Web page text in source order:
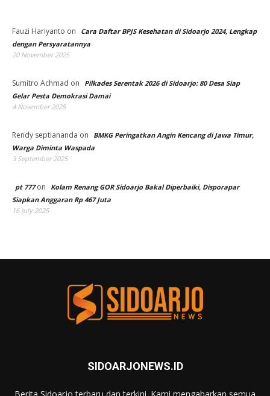
Fauzi Hariyanto on
Cara Daftar BPJS Kesehatan di Sidoarjo 2024, Lengkap
dengan Persyaratannya
20 November 2025
Sumitro Achmad on
Pilkades Serentak 2026 di Sidoarjo: 80 Desa Siap
Gelar Pesta Demokrasi Damai
4 November 2025
Rendy septiananda on
BMKG Peringatkan Angin Kencang di Jawa Timur,
Warga Diminta Waspada
3 September 2025
pt 777on
Kolam Renang GOR Sidoarjo Bakal Diperbaiki, Disporapar
Siapkan Anggaran Rp 467 Juta
16 July 2025
SIDOARJONEWS.ID